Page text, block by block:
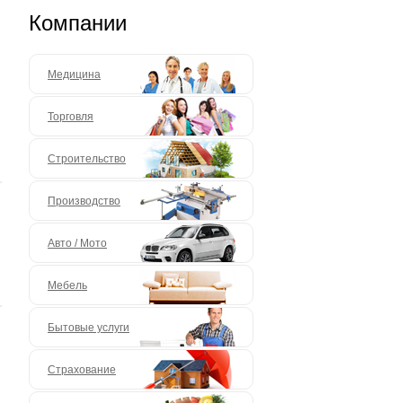
Компании
Медицина
Торговля
Строительство
Производство
Авто / Мото
Мебель
Бытовые услуги
Страхование